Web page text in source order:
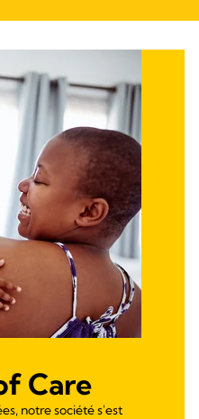
Care
notre société s'est